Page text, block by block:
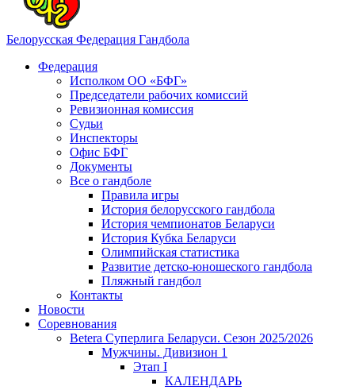
Белорусская Федерация Гандбола
Федерация
Исполком ОО «БФГ»
Председатели рабочих комиссий
Ревизионная комиссия
Судьи
Инспекторы
Офис БФГ
Документы
Все о гандболе
Правила игры
История белорусского гандбола
История чемпионатов Беларуси
История Кубка Беларуси
Олимпийская статистика
Развитие детско-юношеского гандбола
Пляжный гандбол
Контакты
Новости
Соревнования
Betera Суперлига Беларуси. Сезон 2025/2026
Мужчины. Дивизион 1
Этап I
КАЛЕНДАРЬ